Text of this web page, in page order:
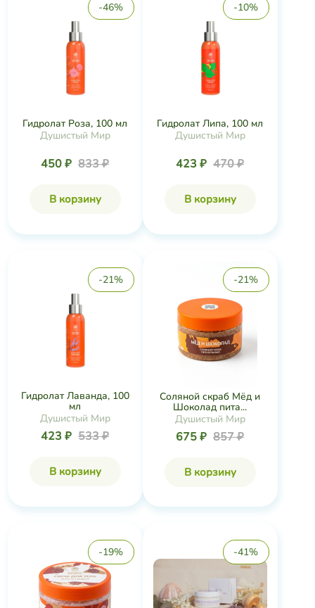
-46%
Гидролат Роза, 100 мл
Душистый Мир
450 ₽ 833 ₽
В корзину
-10%
Гидролат Липа, 100 мл
Душистый Мир
423 ₽ 470 ₽
В корзину
-21%
Гидролат Лаванда, 100
мл
Душистый Мир
423 ₽ 533 ₽
В корзину
-21%
Соляной скраб Мёд и
Шоколад пита...
Душистый Мир
675 ₽ 857 ₽
В корзину
-19% -41%